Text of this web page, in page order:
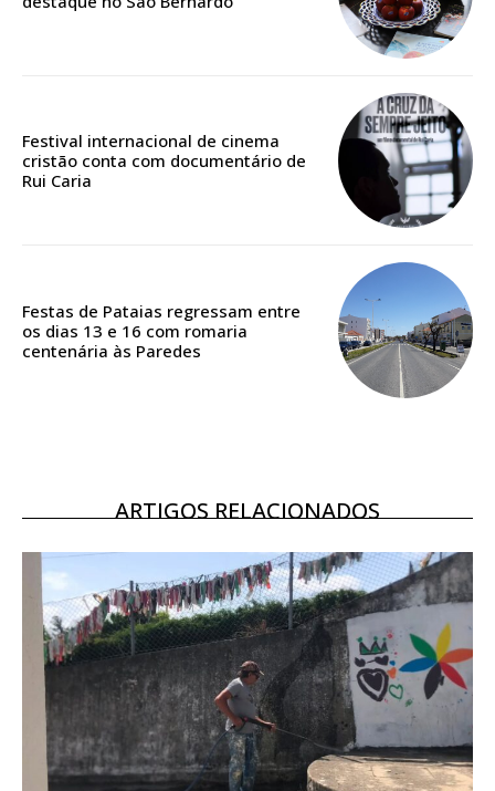
Edição em papel entregue à Quinta-feira em sua
Acesso aos conteúdos Exclusivos para
assinantes
12 meses
Acesso ao conteúdo online
Acesso aos conteúdos Exclusivos para
assinantes
Ofertas para assinatura anual
Escolha o plano
Festival internacional de cinema
cristão conta com documentário de
Rui Caria
Festas de Pataias regressam entre
os dias 13 e 16 com romaria
centenária às Paredes
ARTIGOS RELACIONADOS